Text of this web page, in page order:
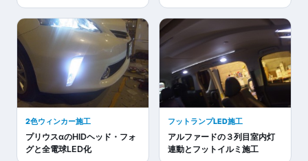
2色ウィンカー施工
プリウスαのHIDヘッド・フォ
グと全電球LED化
フットランプLED施工
アルファードの３列目室内灯
連動とフットイルミ施工